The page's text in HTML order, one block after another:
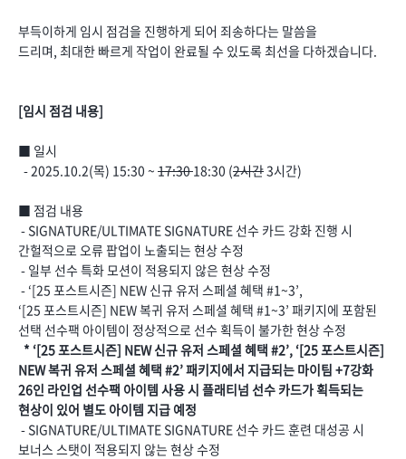
부득이하게 임시 점검을 진행하게 되어 죄송하다는 말씀을
드리며, 최대한 빠르게 작업이 완료될 수 있도록 최선을 다하겠습니다.
[임시 점검 내용]
■ 일시
- 2025.10.2(목) 15:30 ~ 17:3018:30 (2시간 3시간)
■ 점검 내용
- SIGNATURE/ULTIMATE SIGNATURE 선수 카드 강화 진행 시
간헐적으로 오류 팝업이 노출되는 현상 수정
- 일부 선수 특화 모션이 적용되지 않은 현상 수정
- ‘[25 포스트시즌] NEW 신규 유저 스페셜 혜택 #1~3’,
‘[25 포스트시즌] NEW 복귀 유저 스페셜 혜택 #1~3’ 패키지에 포함된
선택 선수팩 아이템이 정상적으로 선수 획득이 불가한 현상 수정
* ‘[25 포스트시즌] NEW 신규 유저 스페셜 혜택 #2’, ‘[25 포스트시즌]
NEW 복귀 유저 스페셜 혜택 #2’ 패키지에서 지급되는 마이팀 +7강화
26인 라인업 선수팩 아이템 사용 시 플래티넘 선수 카드가 획득되는
현상이 있어 별도 아이템 지급 예정
- SIGNATURE/ULTIMATE SIGNATURE 선수 카드 훈련 대성공 시
보너스 스탯이 적용되지 않는 현상 수정